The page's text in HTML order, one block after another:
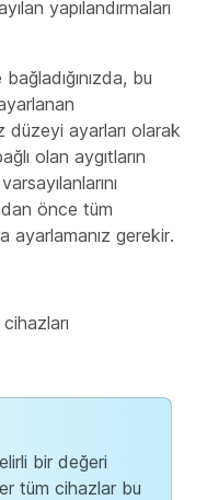
yapılandırmaları
bu
düzeyi ayarları olarak
olan aygıtların
önce tüm
ayarlamanız gerekir.
bir değeri
tüm cihazlar bu